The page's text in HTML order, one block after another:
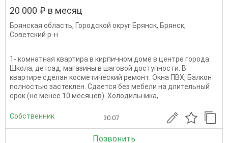
20 000 ₽ в месяц
Брянская область, Городской округ Брянск, Брянск,
Советский р-н
1- комнатная квартира в кирпичном доме в центре города.
Школа, детсад, магазины в шаговой доступности. В
квартире сделан косметический ремонт. Окна ПВХ, Балкон
полностью застеклен. Сдается без мебели на длительный
срок (не менее 10 месяцев). Холодильника,...
Собственник 30.07
Позвонить